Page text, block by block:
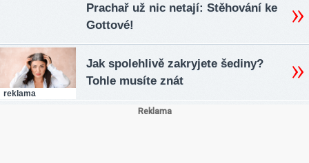
Prachař už nic netají: Stěhování ke
Gottové!
reklama
Jak spolehlivě zakryjete šediny?
Tohle musíte znát